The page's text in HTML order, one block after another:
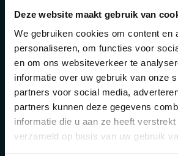
Deze website maakt gebruik van
We gebruiken cookies om content en
personaliseren, om functies voor
en om ons websiteverkeer te
informatie over uw gebruik van onze
partners voor social media,
partners kunnen deze gegevens
informatie die u aan ze heeft
verzameld op basis van uw gebruik
drei gemütlichen Schlafzimmern:
einem Zimmer mit praktischem
Babybett und ein praktischer
Abstellraum für Sie bereit.
Draußen erwartet Sie ein
luxuriöser Lounge-Ecke und
Sie nach einem Strandtag in